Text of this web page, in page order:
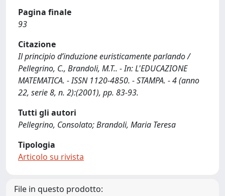
Pagina finale
93
Citazione
Il principio d’induzione euristicamente parlando /
Pellegrino, C., Brandoli, M.T.. - In: L'EDUCAZIONE
MATEMATICA. - ISSN 1120-4850. - STAMPA. - 4 (anno
22, serie 8, n. 2):(2001), pp. 83-93.
Tutti gli autori
Pellegrino, Consolato; Brandoli, Maria Teresa
Tipologia
Articolo su rivista
File in questo prodotto: